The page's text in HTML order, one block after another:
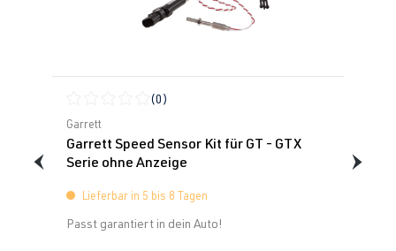
Durchschnittliche Bewertung von 0 von 5 Sternen
(0)
Garrett
Garrett Speed Sensor Kit für GT - GTX
Serie ohne Anzeige
Lieferbar in 5 bis 8 Tagen
Passt garantiert in dein Auto!